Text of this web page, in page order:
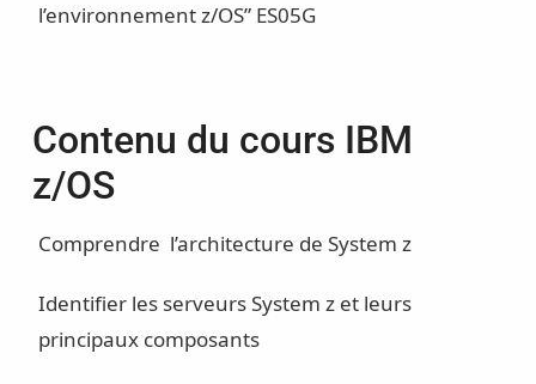
l’environnement z/OS” ES05G
Contenu du cours IBM
z/OS
Comprendre l’architecture de System z
Identifier les serveurs System z et leurs
principaux composants